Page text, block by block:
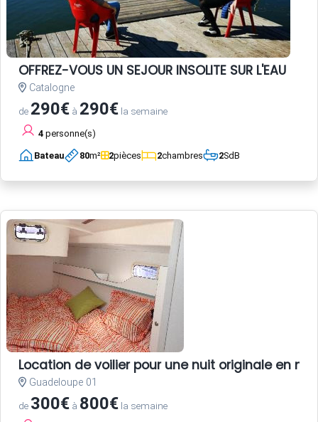
OFFREZ-VOUS UN SEJOUR INSOLITE SUR L'EAU
Catalogne
de 290€ à 290€ la semaine
4 personne(s)
Bateau 80m² 2pièces 2chambres 2SdB
Location de voilier pour une nuit originale en
Guadeloupe 01
de 300€ à 800€ la semaine